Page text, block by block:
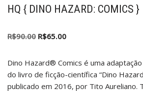
HQ { DINO HAZARD: COMICS }
R$90.00 R$65.00
Dino Hazard® Comics é uma
do livro de ficção-científica “Dino
publicado em 2016, por Tito Aureliano.